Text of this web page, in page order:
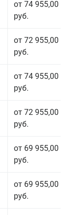
от 74 955,00
руб.
от 72 955,00
руб.
от 74 955,00
руб.
от 72 955,00
руб.
от 69 955,00
руб.
от 69 955,00
руб.